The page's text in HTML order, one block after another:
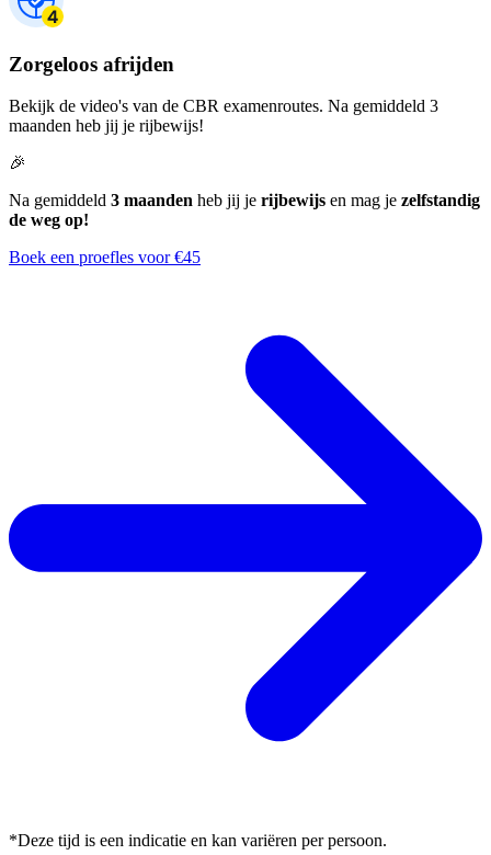
Zorgeloos afrijden
Bekijk de video's van de CBR examenroutes. Na gemiddeld 3
maanden heb jij je rijbewijs!
🎉
Na gemiddeld 3 maanden heb jij je rijbewijs en mag je zelfstandig
de weg op!
Boek een proefles voor €45
*Deze tijd is een indicatie en kan variëren per persoon.